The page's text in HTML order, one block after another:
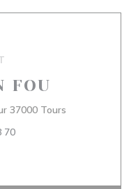
FOU
37000 Tours((ouvre une
70